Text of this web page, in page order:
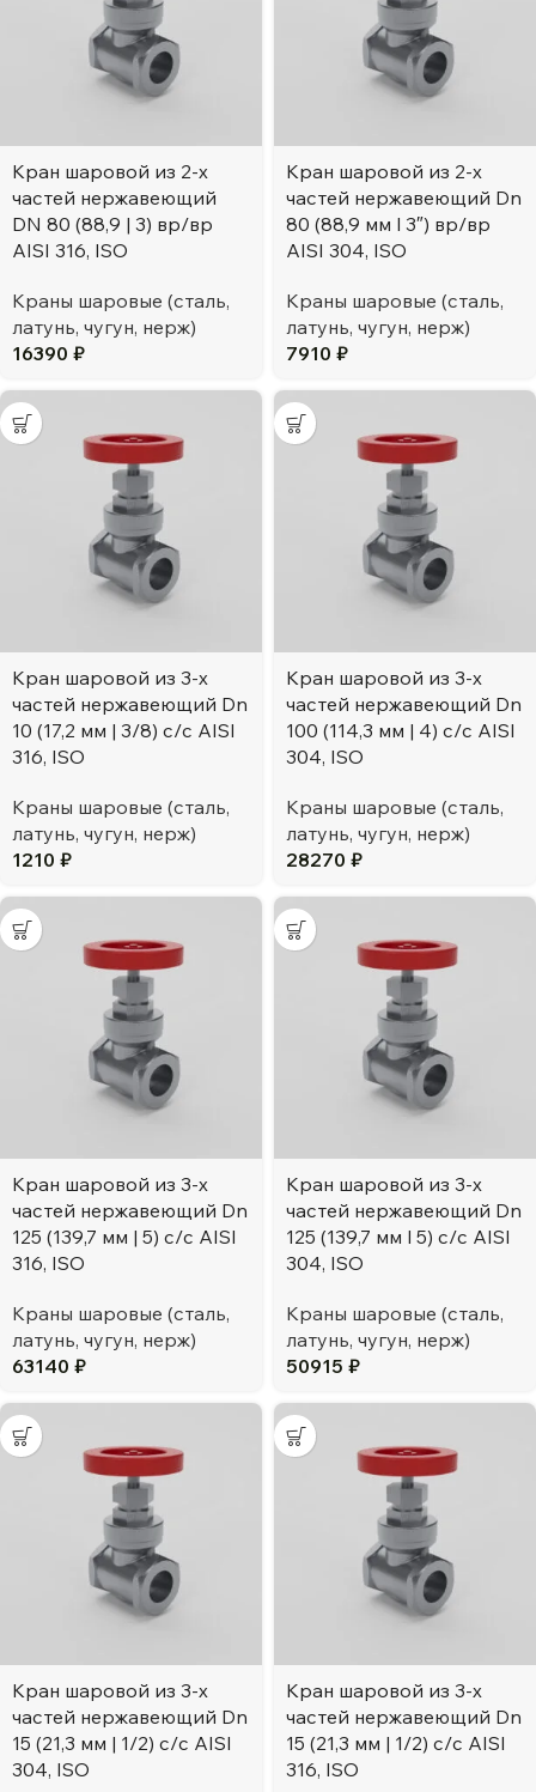
Кран шаровой из 2-х
частей нержавеющий
DN 80 (88,9 | 3) вр/вр
AISI 316, ISO
Краны шаровые (сталь,
латунь, чугун, нерж)
16390 ₽
Кран шаровой из 2-х
частей нержавеющий Dn
80 (88,9 мм l 3″) вр/вр
AISI 304, ISO
Краны шаровые (сталь,
латунь, чугун, нерж)
7910 ₽
Кран шаровой из 3-х
частей нержавеющий Dn
10 (17,2 мм | 3/8) с/с AISI
316, ISO
Краны шаровые (сталь,
латунь, чугун, нерж)
1210 ₽
Кран шаровой из 3-х
частей нержавеющий Dn
100 (114,3 мм | 4) с/с AISI
304, ISO
Краны шаровые (сталь,
латунь, чугун, нерж)
28270 ₽
Кран шаровой из 3-х
частей нержавеющий Dn
125 (139,7 мм | 5) с/с AISI
316, ISO
Краны шаровые (сталь,
латунь, чугун, нерж)
63140 ₽
Кран шаровой из 3-х
частей нержавеющий Dn
125 (139,7 мм l 5) с/с AISI
304, ISO
Краны шаровые (сталь,
латунь, чугун, нерж)
50915 ₽
Кран шаровой из 3-х
частей нержавеющий Dn
15 (21,3 мм | 1/2) с/с AISI
304, ISO
Кран шаровой из 3-х
частей нержавеющий Dn
15 (21,3 мм | 1/2) с/с AISI
316, ISO